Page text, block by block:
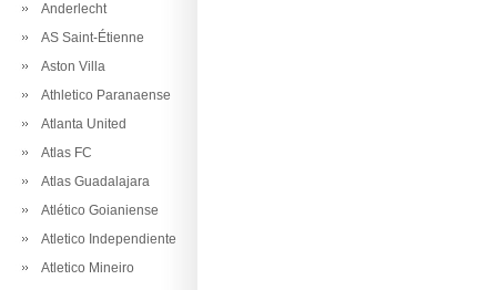
Anderlecht
AS Saint-Étienne
Aston Villa
Athletico Paranaense
Atlanta United
Atlas FC
Atlas Guadalajara
Atlético Goianiense
Atletico Independiente
Atletico Mineiro